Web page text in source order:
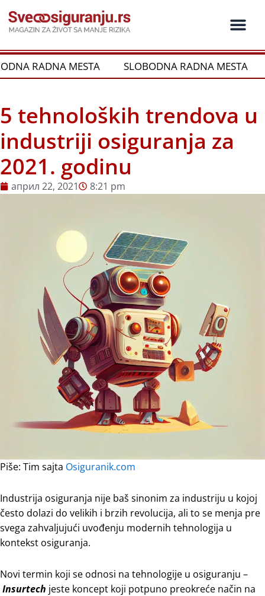
на
садржај
RADNA MESTA SLOBODNA RADNA MESTA
5 tehnoloških trendova u
industriji osiguranja za
2021. godinu
април 22, 2021 8:21 pm
Piše: Tim sajta Osiguranik.com
Industrija osiguranja nije baš sinonim za industriju u kojoj
često dolazi do velikih i brzih revolucija, ali to se menja pre
svega zahvaljujući uvođenju modernih tehnologija u
kontekst osiguranja.
Novi termin koji se odnosi na tehnologije u osiguranju –
Insurtech jeste koncept koji potpuno preokreće način na